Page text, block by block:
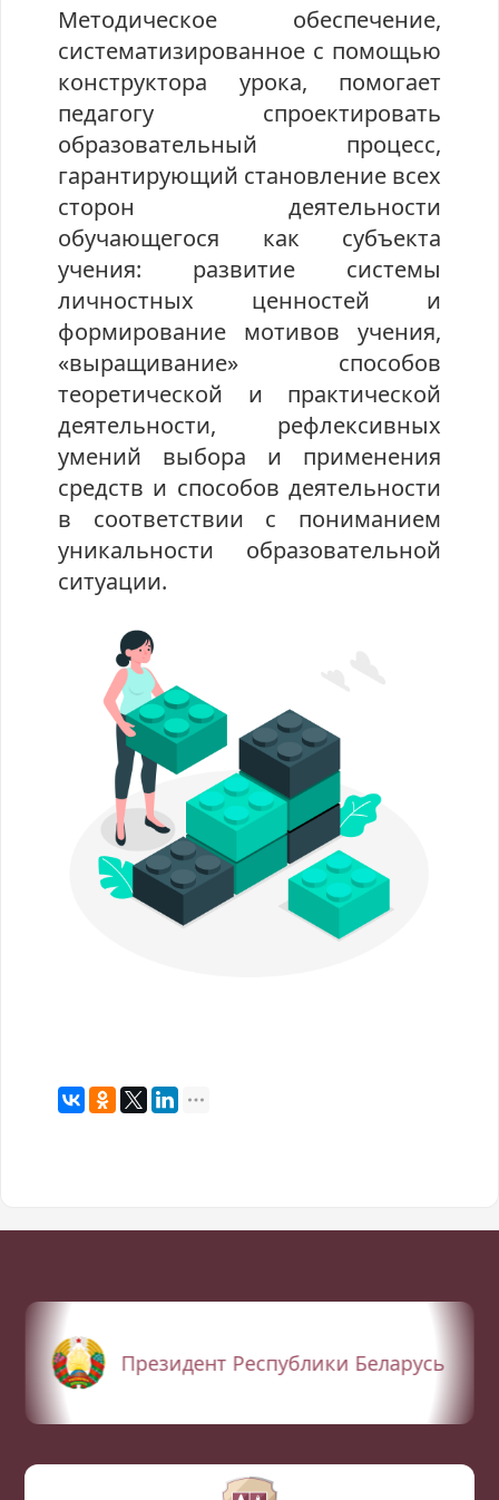
Методическое обеспечение,
систематизированное с помощью
конструктора урока, помогает
педагогу спроектировать
образовательный процесс,
гарантирующий становление всех
сторон деятельности
обучающегося как субъекта
учения: развитие системы
личностных ценностей и
формирование мотивов учения,
«выращивание» способов
теоретической и практической
деятельности, рефлексивных
умений выбора и применения
средств и способов деятельности
в соответствии с пониманием
уникальности образовательной
ситуации.
Президент Республики Беларусь